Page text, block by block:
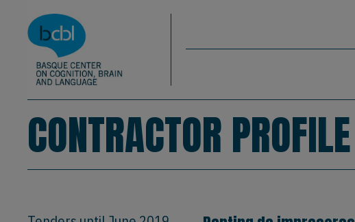
Basque Center on Cognition, Brain & Language
CONTRACTOR PROFILE